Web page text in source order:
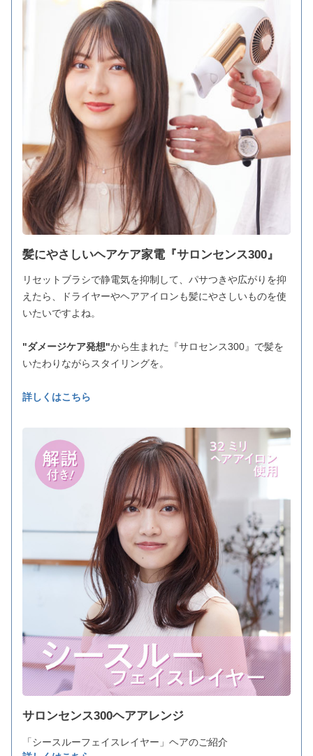
髪にやさしいヘアケア家電『サロンセンス300』
リセットブラシで静電気を抑制して、パサつきや広がりを抑
えたら、ドライヤーやヘアアイロンも髪にやさしいものを使
いたいですよね。
"ダメージケア発想"から生まれた『サロセンス300』で髪を
いたわりながらスタイリングを。
詳しくはこちら
サロンセンス300ヘアアレンジ
「シースルーフェイスレイヤー」ヘアのご紹介